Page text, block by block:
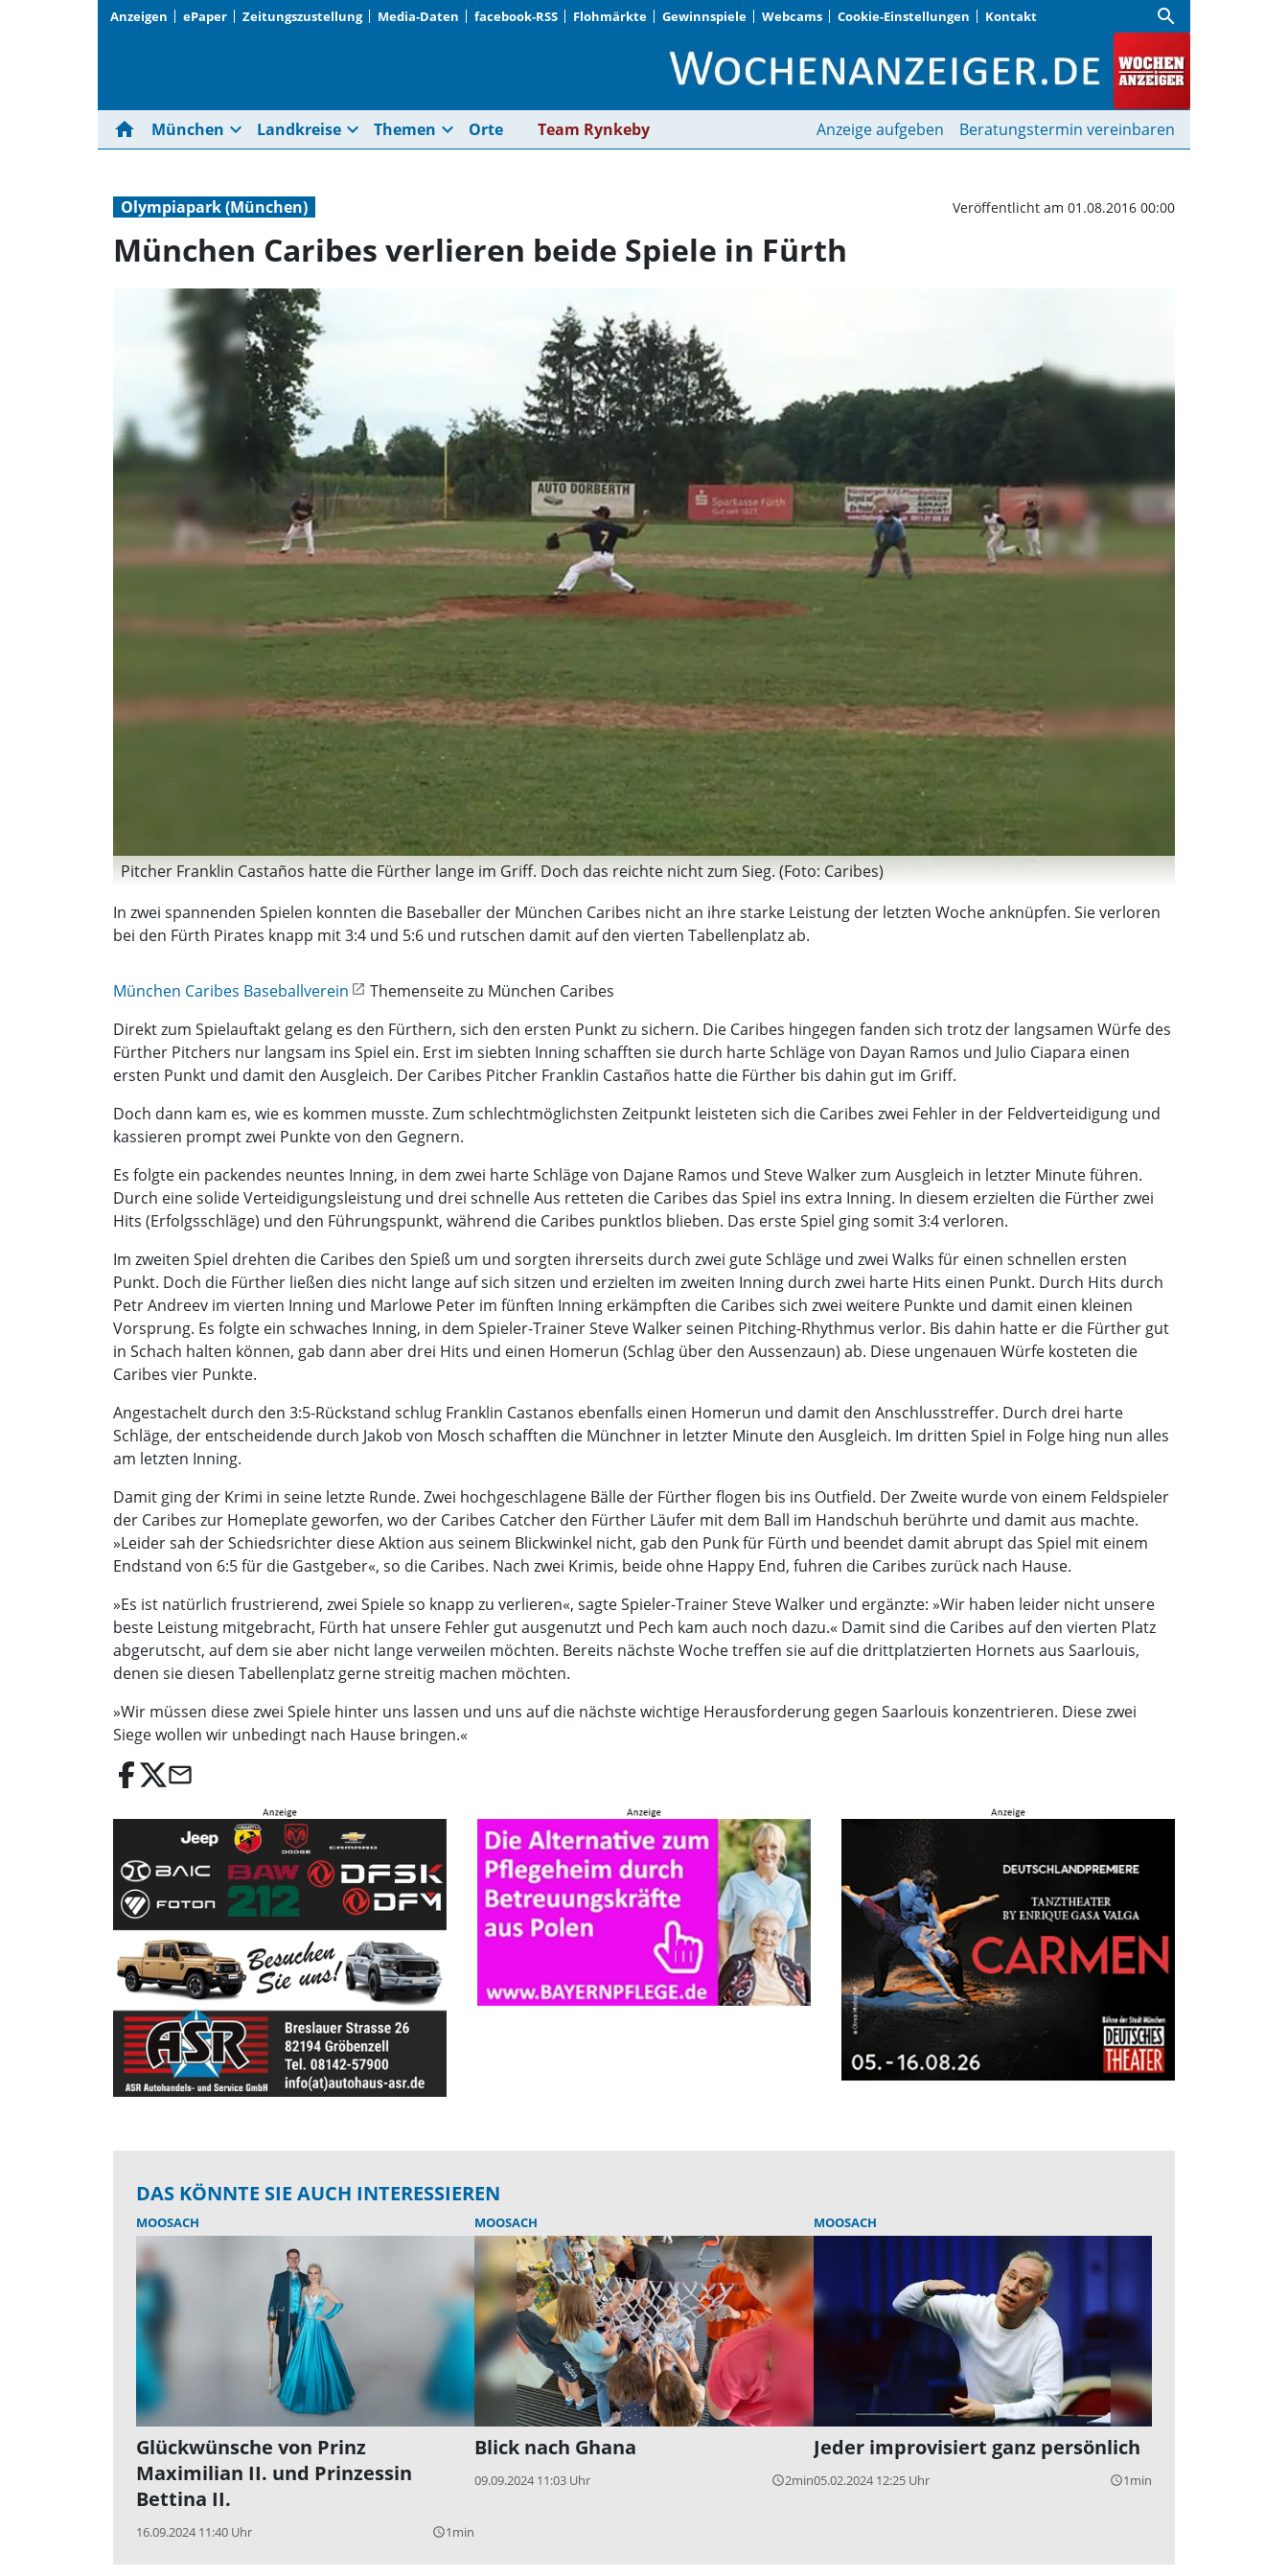
Anzeigen ePaper Zeitungszustellung Media-Daten facebook-RSS Flohmärkte Gewinnspiele Webcams Cookie-Einstellungen Kontakt search
München Caribes verlieren beide Spiele in
home München expand_more Landkreise expand_more Themen expand_more Orte Team Rynkeby Anzeige aufgeben Beratungstermin vereinbaren
Olympiapark (München) Veröffentlicht am 01.08.2016 00:00
München Caribes verlieren beide Spiele in Fürth
Pitcher Franklin Castaños hatte die Fürther lange im Griff. Doch das reichte nicht zum Sieg. (Foto: Caribes)
In zwei spannenden Spielen konnten die Baseballer der München Caribes nicht an ihre starke Leistung der letzten Woche anknüpfen. Sie verloren
bei den Fürth Pirates knapp mit 3:4 und 5:6 und rutschen damit auf den vierten Tabellenplatz ab.
München Caribes Baseballverein
Themenseite zu München Caribes
Direkt zum Spielauftakt gelang es den Fürthern, sich den ersten Punkt zu sichern. Die Caribes hingegen fanden sich trotz der langsamen Würfe des
Fürther Pitchers nur langsam ins Spiel ein. Erst im siebten Inning schafften sie durch harte Schläge von Dayan Ramos und Julio Ciapara einen
ersten Punkt und damit den Ausgleich. Der Caribes Pitcher Franklin Castaños hatte die Fürther bis dahin gut im Griff.
Doch dann kam es, wie es kommen musste. Zum schlechtmöglichsten Zeitpunkt leisteten sich die Caribes zwei Fehler in der Feldverteidigung und
kassieren prompt zwei Punkte von den Gegnern.
Es folgte ein packendes neuntes Inning, in dem zwei harte Schläge von Dajane Ramos und Steve Walker zum Ausgleich in letzter Minute führen.
Durch eine solide Verteidigungsleistung und drei schnelle Aus retteten die Caribes das Spiel ins extra Inning. In diesem erzielten die Fürther zwei
Hits (Erfolgsschläge) und den Führungspunkt, während die Caribes punktlos blieben. Das erste Spiel ging somit 3:4 verloren.
Im zweiten Spiel drehten die Caribes den Spieß um und sorgten ihrerseits durch zwei gute Schläge und zwei Walks für einen schnellen ersten
Punkt. Doch die Fürther ließen dies nicht lange auf sich sitzen und erzielten im zweiten Inning durch zwei harte Hits einen Punkt. Durch Hits durch
Petr Andreev im vierten Inning und Marlowe Peter im fünften Inning erkämpften die Caribes sich zwei weitere Punkte und damit einen kleinen
Vorsprung. Es folgte ein schwaches Inning, in dem Spieler-Trainer Steve Walker seinen Pitching-Rhythmus verlor. Bis dahin hatte er die Fürther gut
in Schach halten können, gab dann aber drei Hits und einen Homerun (Schlag über den Aussenzaun) ab. Diese ungenauen Würfe kosteten die
Caribes vier Punkte.
Angestachelt durch den 3:5-Rückstand schlug Franklin Castanos ebenfalls einen Homerun und damit den Anschlusstreffer. Durch drei harte
Schläge, der entscheidende durch Jakob von Mosch schafften die Münchner in letzter Minute den Ausgleich. Im dritten Spiel in Folge hing nun alles
am letzten Inning.
Damit ging der Krimi in seine letzte Runde. Zwei hochgeschlagene Bälle der Fürther flogen bis ins Outfield. Der Zweite wurde von einem Feldspieler
der Caribes zur Homeplate geworfen, wo der Caribes Catcher den Fürther Läufer mit dem Ball im Handschuh berührte und damit aus machte.
»Leider sah der Schiedsrichter diese Aktion aus seinem Blickwinkel nicht, gab den Punk für Fürth und beendet damit abrupt das Spiel mit einem
Endstand von 6:5 für die Gastgeber«, so die Caribes. Nach zwei Krimis, beide ohne Happy End, fuhren die Caribes zurück nach Hause.
»Es ist natürlich frustrierend, zwei Spiele so knapp zu verlieren«, sagte Spieler-Trainer Steve Walker und ergänzte: »Wir haben leider nicht unsere
beste Leistung mitgebracht, Fürth hat unsere Fehler gut ausgenutzt und Pech kam auch noch dazu.« Damit sind die Caribes auf den vierten Platz
abgerutscht, auf dem sie aber nicht lange verweilen möchten. Bereits nächste Woche treffen sie auf die drittplatzierten Hornets aus Saarlouis,
denen sie diesen Tabellenplatz gerne streitig machen möchten.
»Wir müssen diese zwei Spiele hinter uns lassen und uns auf die nächste wichtige Herausforderung gegen Saarlouis konzentrieren. Diese zwei
Siege wollen wir unbedingt nach Hause bringen.«
email
DAS KÖNNTE SIE AUCH INTERESSIEREN
MOOSACH
Glückwünsche von Prinz
Maximilian II. und Prinzessin
Bettina II.
16.09.2024 11:40 Uhr query_builder1min
MOOSACH
Blick nach Ghana
09.09.2024 11:03 Uhr query_builder2min
MOOSACH
Jeder improvisiert ganz persönlich
05.02.2024 12:25 Uhr query_builder1min